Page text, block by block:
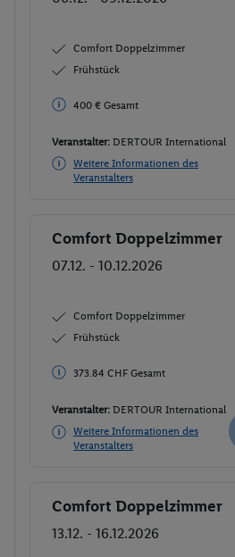
Comfort Doppelzimmer
Frühstück
400 € Gesamt
Veranstalter: DERTOUR International
Weitere Informationen des
Veranstalters
Buchen
Comfort Doppelzimmer
07.12. - 10.12.2026
Comfort Doppelzimmer
Frühstück
373.84 CHF Gesamt
Veranstalter: DERTOUR International
Weitere Informationen des
Veranstalters
Buchen
Comfort Doppelzimmer
13.12. - 16.12.2026